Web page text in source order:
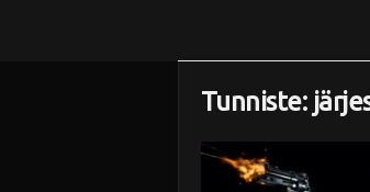
Tunniste: